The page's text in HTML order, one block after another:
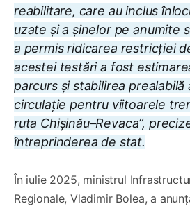
reabilitare, care au inclus
uzate și a șinelor pe anumite
a permis ridicarea restricției
acestei testări a fost
parcurs și stabilirea prealabilă
circulație pentru viitoarele
ruta Chișinău–Revaca”,
întreprinderea de stat.
În iulie 2025, ministrul
Regionale, Vladimir Bolea, a